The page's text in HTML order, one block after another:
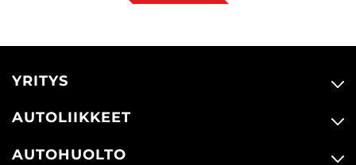
YRITYS
AUTOLIIKKEET
AUTOHUOLTO